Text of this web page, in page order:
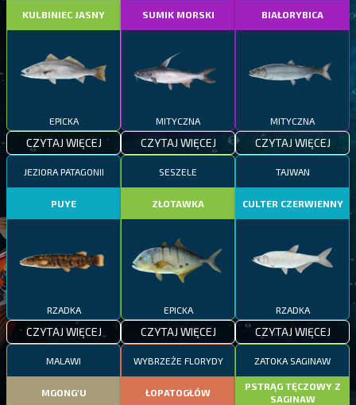
KULBINIEC JASNY
EPICKA
CZYTAJ WIĘCEJ
SUMIK MORSKI
MITYCZNA
CZYTAJ WIĘCEJ
BIAŁORYBICA
MITYCZNA
CZYTAJ WIĘCEJ
JEZIORA PATAGONII
PUYE
RZADKA
CZYTAJ WIĘCEJ
SESZELE
ZŁOTAWKA
EPICKA
CZYTAJ WIĘCEJ
TAJWAN
CULTER CZERWIENNY
RZADKA
CZYTAJ WIĘCEJ
MALAWI
MGONG'U
WYBRZEŻE FLORYDY
ŁOPATOGŁÓW
ZATOKA SAGINAW
PSTRĄG TĘCZOWY Z
SAGINAW